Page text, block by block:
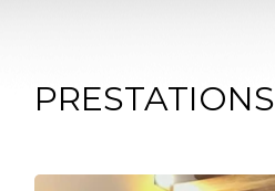
PRESTATIONS